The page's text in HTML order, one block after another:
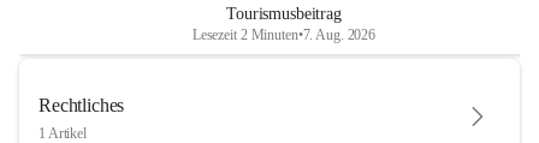
Tourismusbeitrag
Lesezeit 2 Minuten•7. Aug. 2026
Rechtliches
1 Artikel